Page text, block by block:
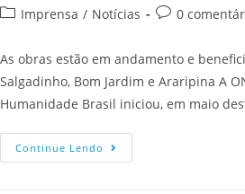
Imprensa / Notícias 0
As obras estão em andamento e
Salgadinho, Bom Jardim e Araripina A
Humanidade Brasil iniciou, em maio
Continue Lendo